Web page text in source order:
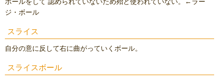
ジ・ボール
スライス
自分の意に反して右に曲がっていくボール。
スライスボール